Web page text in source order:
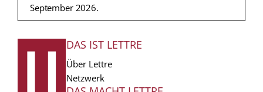
September 2026.
FUSSZEILE
DAS IST LETTRE
Über Lettre
Netzwerk